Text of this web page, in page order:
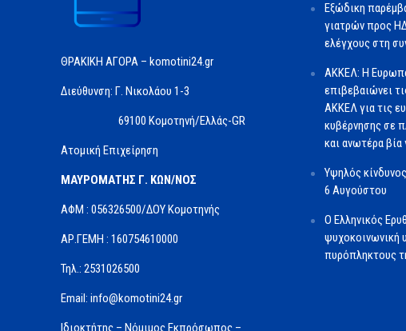
ΘΡΑΚΙΚΗ ΑΓΟΡΑ – komotini24.gr
Διεύθυνση: Γ. Νικολάου 1-3
69100 Κομοτηνή/Ελλάς-GR
Ατομική Επιχείρηση
ΜΑΥΡΟΜΑΤΗΣ Γ. ΚΩΝ/ΝΟΣ
ΑΦΜ : 056326500/ΔOΥ Κομοτηνής
ΑΡ.ΓΕΜΗ : 160754610000
Τηλ.: 2531026500
Email: info@komotini24.gr
Ιδιοκτήτης – Νόμιμος Εκπρόσωπος –
Εξώδικη
γιατρών προς
ελέγχους στη
ΑΚΚΕΛ: Η
επιβεβαιώνει
ΑΚΚΕΛ για τις
κυβέρνησης σε
και ανωτέρα
Υψηλός
6 Αυγούστου
Ο Ελληνικός
ψυχοκοινωνική
πυρόπληκτους